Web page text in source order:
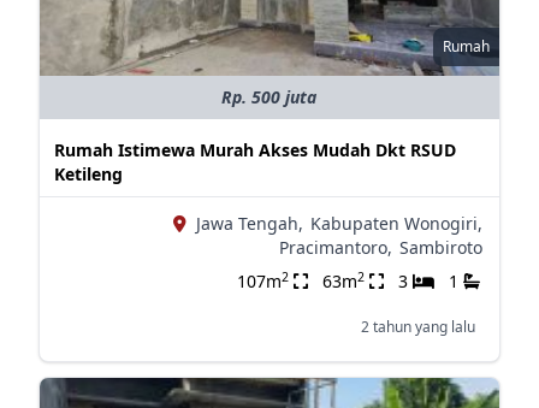
Rumah
Rp. 500 juta
Rumah Istimewa Murah Akses Mudah Dkt RSUD
Ketileng
Jawa Tengah, Kabupaten Wonogiri,
Pracimantoro, Sambiroto
107m2 63m2 3 1
2 tahun yang lalu